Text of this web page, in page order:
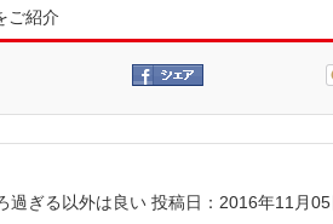
ご紹介
過ぎる以外は良い 投稿日：2016年11月05